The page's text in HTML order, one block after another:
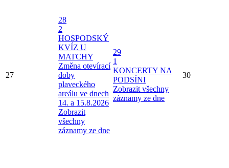
27
28
2
HOSPODSKÝ
KVÍZ U
MATCHY
Změna otevírací
doby
plaveckého
areálu ve dnech
14. a 15.8.2026
Zobrazit
všechny
záznamy ze dne
29
1
KONCERTY NA
PODSÍNI
Zobrazit všechny
záznamy ze dne
30